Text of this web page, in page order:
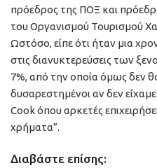
πρόεδρος της ΠΟΞ και
του Οργανισμού Τουρισμού
Ωστόσο, είπε ότι ήταν μια
στις διανυκτερεύσεις των
7%, από την οποία όμως δεν
δυσαρεστημένοι αν δεν
Cook όπου αρκετές
χρήματα”.
Διαβάστε επίσης: